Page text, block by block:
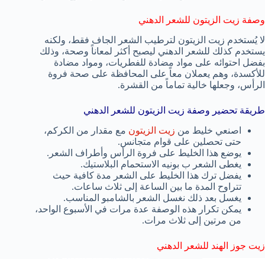
وصفة زيت الزيتون للشعر الدهني
لا يُستخدم زيت الزيتون لترطيب الشعر الجاف فقط، ولكنه
يستخدم كذلك للشعر الدهني ليصبح أكثر لمعاناً وصحة، وذلك
بفضل احتوائه على مواد مضادة للفطريات، ومواد مضادة
للأكسدة، وهم يعملان معاً على المحافظة على صحة فروة
الرأس، وجعلها خالية تماماً من القشرة.
طريقة تحضير وصفة زيت الزيتون للشعر الدهني
اصنعي خليط من زيت الزيتون مع مقدار من الكركم،
حتى تحصلين على قوام متجانس.
يوضع هذا الخليط على فروة الرأس وأطراف الشعر.
يغطى الشعر ب بونيه الاستحمام البلاستيك.
يفضل ترك هذا الخليط على الشعر مدة كافية حيث
تتراوح المدة ما بين الساعة إلى ثلاث ساعات.
يغسل بعد ذلك نغسل الشعر بالشامبو المناسب.
يمكن تكرار هذه الوصفة عدة مرات في الأسبوع الواحد،
من مرتين إلى ثلاث مرات.
زيت جوز الهند للشعر الدهني